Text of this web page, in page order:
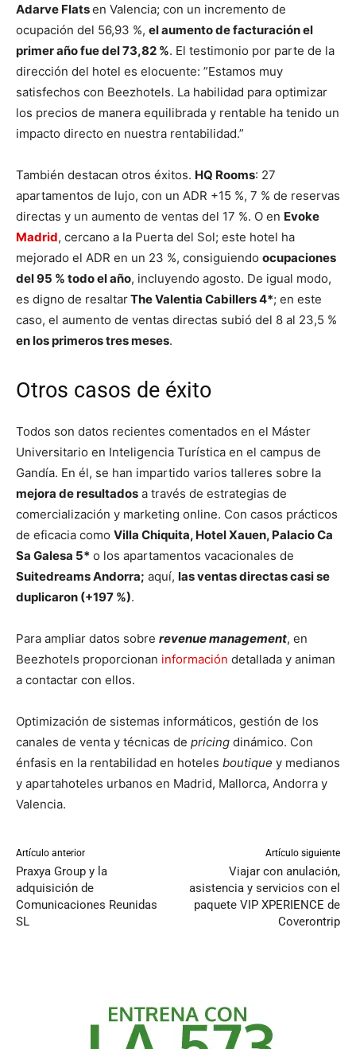
Adarve Flatsen Valencia; con un incremento de
ocupación del 56,93 %, el aumento de facturación el
primer año fue del 73,82 %. El testimonio por parte de la
dirección del hotel es elocuente: ”Estamos muy
satisfechos con Beezhotels. La habilidad para optimizar
los precios de manera equilibrada y rentable ha tenido un
impacto directo en nuestra rentabilidad.”
También destacan otros éxitos. HQ Rooms: 27
apartamentos de lujo, con un ADR +15 %, 7 % de reservas
directas y un aumento de ventas del 17 %. O en Evoke
Madrid, cercano a la Puerta del Sol; este hotel ha
mejorado el ADR en un 23 %, consiguiendo ocupaciones
del 95 % todo el año, incluyendo agosto. De igual modo,
es digno de resaltarThe Valentia Cabillers 4*; en este
caso, el aumento de ventas directas subió del 8 al 23,5 %
en los primeros tres meses.
Otros casos de éxito
Todos son datos recientes comentados en el Máster
Universitario en Inteligencia Turística en el campus de
Gandía. En él, se han impartido varios talleres sobre la
mejora de resultados a través de estrategias de
comercialización y marketing online. Con casos prácticos
de eficacia como Villa Chiquita, Hotel Xauen, Palacio Ca
Sa Galesa 5* o los apartamentos vacacionales de
Suitedreams Andorra; aquí, las ventas directas casi se
duplicaron (+197 %).
Para ampliar datos sobre revenue management, en
Beezhotels proporcionan información detallada y animan
a contactar con ellos.
Optimización de sistemas informáticos, gestión de los
canales de venta y técnicas de pricing dinámico. Con
énfasis en la rentabilidad en hoteles boutique y medianos
y apartahoteles urbanos en Madrid, Mallorca, Andorra y
Valencia.
Artículo anterior
Praxya Group y la
adquisición de
Comunicaciones Reunidas
SL
Artículo siguiente
Viajar con anulación,
asistencia y servicios con el
paquete VIP XPERIENCE de
Coverontrip